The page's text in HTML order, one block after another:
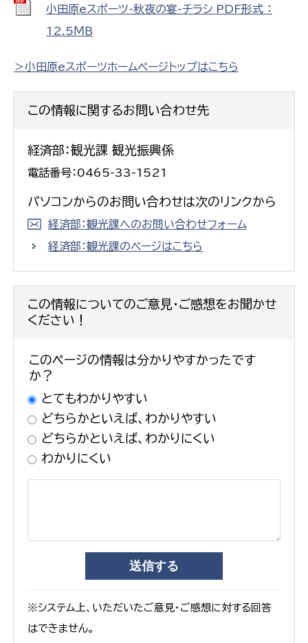
小田原eスポーツ-秋夜の宴-チラシ PDF形式 ：
12.5ＭＢ
＞小田原eスポーツホームページトップはこちら
この情報に関するお問い合わせ先
経済部：観光課 観光振興係
電話番号：0465-33-1521
パソコンからのお問い合わせは次のリンクから
経済部：観光課へのお問い合わせフォーム
経済部：観光課のページはこちら
この情報についてのご意見・ご感想をお聞かせ
ください！
このページの情報は分かりやすかったです
か？
とてもわかりやすい
どちらかといえば、わかりやすい
どちらかといえば、わかりにくい
わかりにくい
※システム上、いただいたご意見・ご感想に対する回答
はできません。